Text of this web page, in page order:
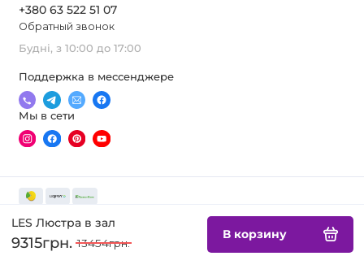
LES Люстра в зал
9315грн. 13454грн.
В корзину
+380 63 522 51 07
Обратный звонок
Будні, з 10:00 до 17:00
Поддержка в мессенджере
Мы в сети